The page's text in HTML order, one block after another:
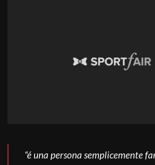
“é una persona semplicemente